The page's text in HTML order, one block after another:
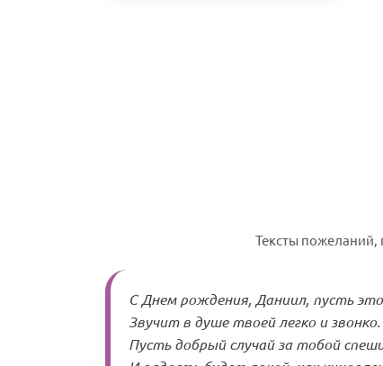
Тексты
С Днем рождения, Даниил, пусть
Звучит в душе твоей легко и звонко.
Пусть добрый случай за тобой